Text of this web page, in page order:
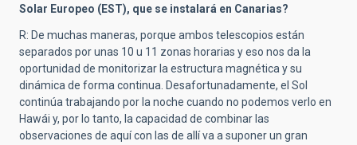
Solar Europeo (EST), que se instalará en Canarias?
R: De muchas maneras, porque ambos telescopios están
separados por unas 10 u 11 zonas horarias y eso nos da la
oportunidad de monitorizar la estructura magnética y su
dinámica de forma continua. Desafortunadamente, el Sol
continúa trabajando por la noche cuando no podemos verlo en
Hawái y, por lo tanto, la capacidad de combinar las
observaciones de aquí con las de allí va a suponer un gran